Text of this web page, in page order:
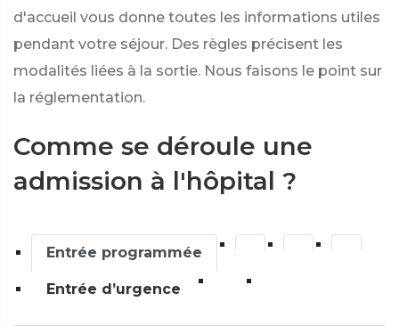
d'accueil vous donne toutes les informations utiles
pendant votre séjour. Des règles précisent les
modalités liées à la sortie. Nous faisons le point sur
la réglementation.
Comme se déroule une
admission à l'hôpital ?
Entrée programmée
Entrée d’urgence